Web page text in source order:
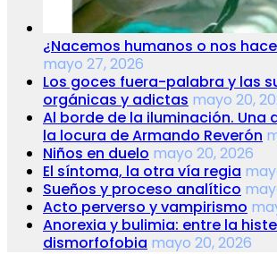
¿Nacemos humanos o nos
mayo 27, 2026
Los goces fuera-palabra y las
orgánicas y adictas mayo 20,
Al borde de la iluminación. Una
la locura de Armando Reverón
Niños en duelo mayo 20, 2026
El síntoma, la otra vía regia
Sueños y proceso analítico
Acto perverso y vampirismo
Anorexia y bulimia: entre la
dismorfofobia mayo 20, 2026